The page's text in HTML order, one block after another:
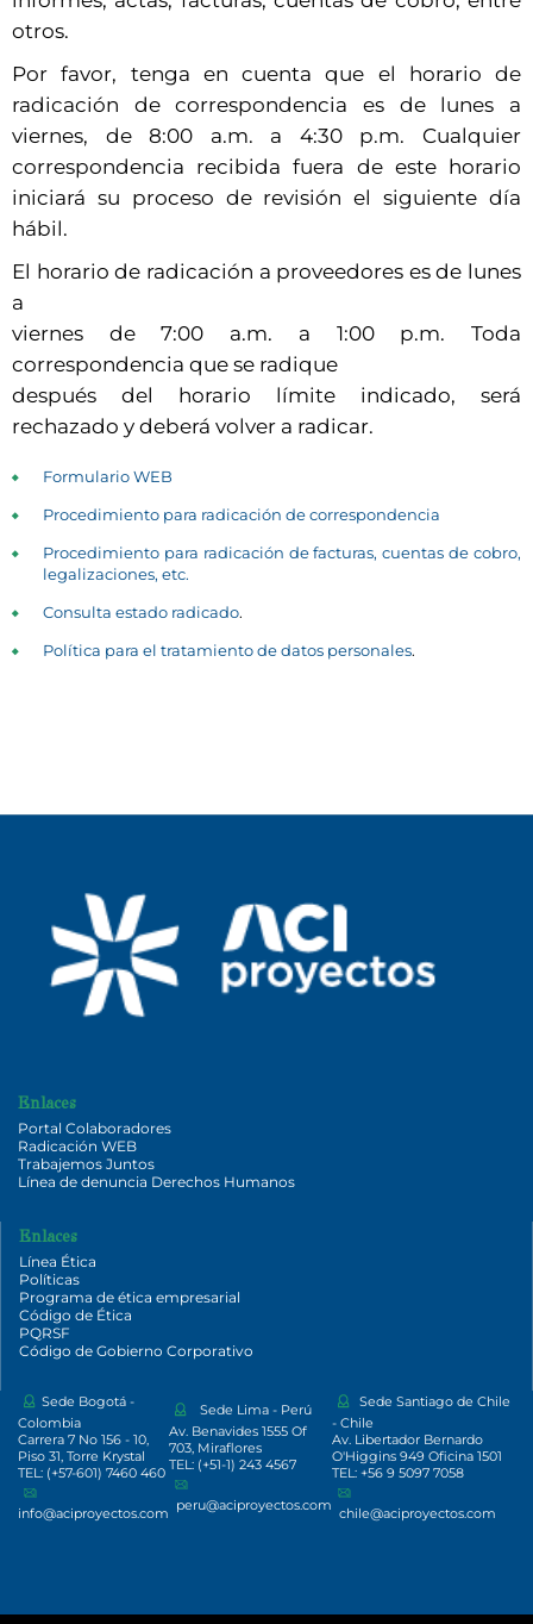
otros.
Por favor, tenga en cuenta que el horario de
radicación de correspondencia es de lunes a
viernes, de 8:00 a.m. a 4:30 p.m. Cualquier
correspondencia recibida fuera de este horario
iniciará su proceso de revisión el siguiente día
hábil.
El horario de radicación a proveedores es de lunes
a
viernes de 7:00 a.m. a 1:00 p.m. Toda
correspondencia que se radique
después del horario límite indicado, será
rechazado y deberá volver a radicar.
Formulario WEB
Procedimiento para radicación de correspondencia
Procedimiento para radicación de facturas, cuentas de cobro,
legalizaciones, etc.
Consulta estado radicado.
Política para el tratamiento de datos personales.
Enlaces
Portal Colaboradores
Radicación WEB
Trabajemos Juntos
Línea de denuncia Derechos Humanos
Enlaces
Línea Ética
Políticas
Programa de ética empresarial
Código de Ética
PQRSF
Código de Gobierno Corporativo
Sede Bogotá -
Colombia
Carrera 7 No 156 - 10,
Piso 31, Torre Krystal
TEL: (+57-601) 7460 460
info@aciproyectos.com
Sede Lima - Perú
Av. Benavides 1555 Of
703, Miraflores
TEL: (+51-1) 243 4567
peru@aciproyectos.com
Sede Santiago de Chile
- Chile
Av. Libertador Bernardo
O'Higgins 949 Oficina 1501
TEL: +56 9 5097 7058
chile@aciproyectos.com